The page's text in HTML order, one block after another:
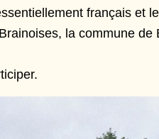
français et
la commune